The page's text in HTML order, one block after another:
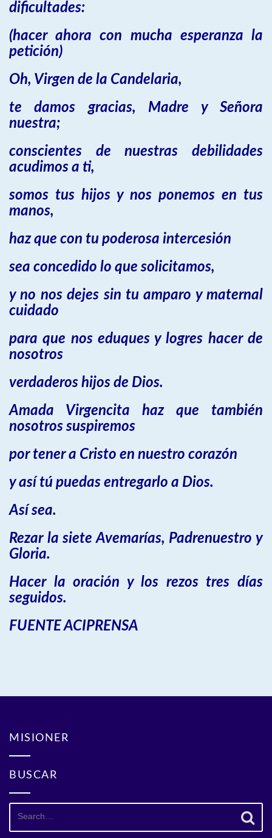
dificultades:
(hacer ahora con mucha esperanza la
petición)
Oh, Virgen de la Candelaria,
te damos gracias, Madre y Señora
nuestra;
conscientes de nuestras debilidades
acudimos a ti,
somos tus hijos y nos ponemos en tus
manos,
haz que con tu poderosa intercesión
sea concedido lo que solicitamos,
y no nos dejes sin tu amparo y maternal
cuidado
para que nos eduques y logres hacer de
nosotros
verdaderos hijos de Dios.
Amada Virgencita haz que también
nosotros suspiremos
por tener a Cristo en nuestro corazón
y así tú puedas entregarlo a Dios.
Así sea.
Rezar la siete Avemarías, Padrenuestro y
Gloria.
Hacer la oración y los rezos tres días
seguidos.
FUENTE ACIPRENSA
MISIONER
BUSCAR
Search